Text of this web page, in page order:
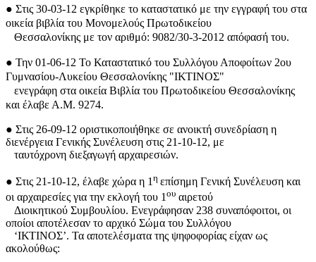
● Στις 30-03-12 εγκρίθηκε το καταστατικό με την εγγραφή του στα
οικεία βιβλία του Μονομελούς Πρωτοδικείου
Θεσσαλονίκης με τον αριθμό: 9082/30-3-2012 απόφασή του.
● Την 01-06-12 Το Καταστατικό του Συλλόγου Αποφοίτων 2ου
Γυμνασίου-Λυκείου Θεσσαλονίκης "ΙΚΤΙΝΟΣ"
ενεγράφη στα οικεία Βιβλία του Πρωτοδικείου Θεσσαλονίκης
και έλαβε Α.Μ. 9274.
● Στις 26-09-12 οριστικοποιήθηκε σε ανοικτή συνεδρίαση η
διενέργεια Γενικής Συνέλευση στις 21-10-12, με
ταυτόχρονη διεξαγωγή αρχαιρεσιών.
● Στις 21-10-12, έλαβε χώρα η 1 η επίσημη Γενική Συνέλευση και
οι αρχαιρεσίες για την εκλογή του 1ου αιρετού
Διοικητικού Συμβουλίου. Ενεγράφησαν 238 συναπόφοιτοι, οι
οποίοι αποτέλεσαν το αρχικό Σώμα του Συλλόγου
‘ΙΚΤΙΝΟΣ’. Τα αποτελέσματα της ψηφοφορίας είχαν ως
ακολούθως: